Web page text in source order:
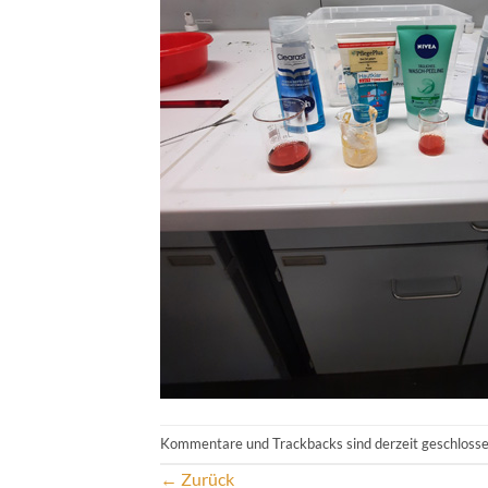
Kommentare und Trackbacks sind derzeit
← Zurück